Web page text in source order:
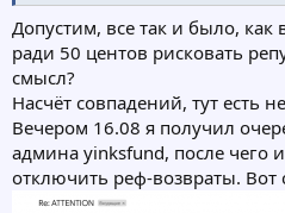
Допустим, все так и было,
ради 50 центов рисковать
смысл?
Насчёт совпадений, тут есть
Вечером 16.08 я получил
админа yinksfund, после чего
отключить реф-возвраты. Вот